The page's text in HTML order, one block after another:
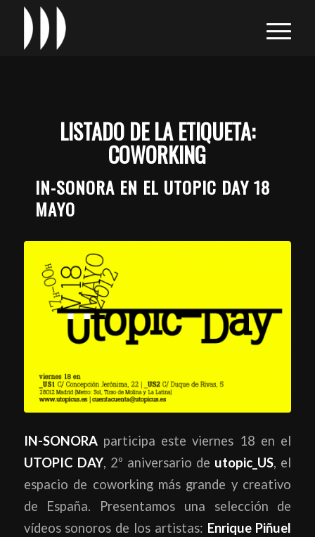
LISTADO DE LA ETIQUETA:
COWORKING
IN-SONORA EN EL UTOPIC DAY 18
MAYO
IN-SONORAparticipa este viernes 18 en el
UTOPIC DAY, 2º aniversario de utopic_US, el
espacio de coworking más grande y creativo
de España. Presentamos una selección de
vídeos sonoros de los artistas: Enrique Piñuel